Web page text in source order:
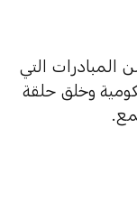
المبادرات التي
وخلق حلقة